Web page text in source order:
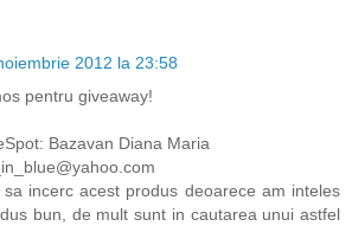
2012 la 23:58
pentru giveaway!
Bazavan Diana Maria
incerc acest produs deoarece am inteles
bun, de mult sunt in cautarea unui astfel